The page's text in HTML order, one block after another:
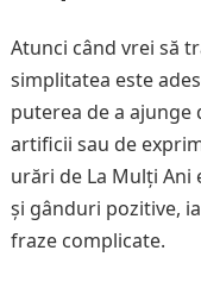
Atunci când vrei să
simplitatea este
puterea de a ajunge
artificii sau de
urări de La Mulți
și gânduri pozitive,
fraze complicate.